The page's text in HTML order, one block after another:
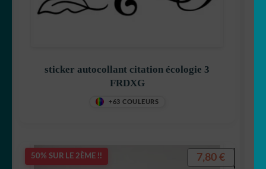
sticker autocollant citation écologie 3
FRDXG
+63 COULEURS
50% SUR LE 2ÈME !! 7,80 €